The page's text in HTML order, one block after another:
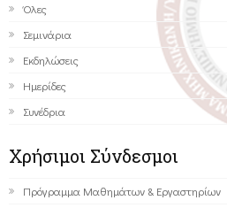
Όλες
Σεμινάρια
Εκδηλώσεις
Ημερίδες
Συνέδρια
Χρήσιμοι Σύνδεσμοι
Πρόγραμμα Μαθημάτων & Εργαστηρίων